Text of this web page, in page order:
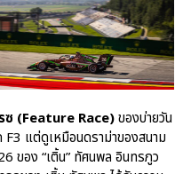
ซ (Feature Race)ของบ่ายวัน
F3 แต่ดูเหมือนดราม่าของสนาม
ของ “เติ้น” ทัศนพล อินทรภูว